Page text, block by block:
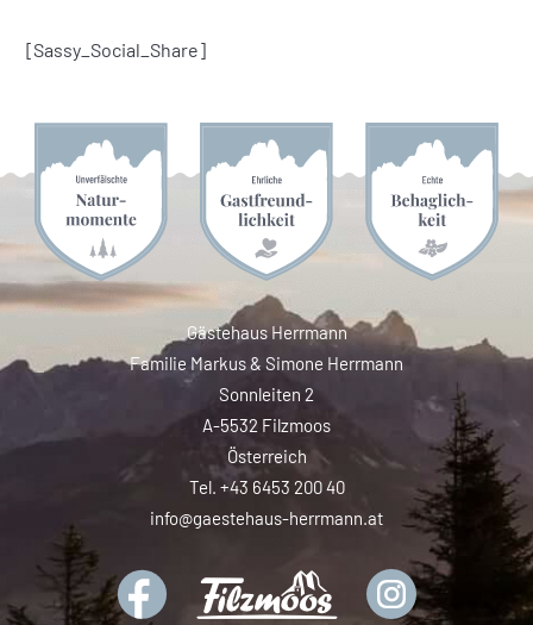
[Sassy_Social_Share]
Gästehaus Herrmann
Familie Markus & Simone Herrmann
Sonnleiten 2
A-5532 Filzmoos
Österreich
Tel. +43 6453 200 40
info@gaestehaus-herrmann.at